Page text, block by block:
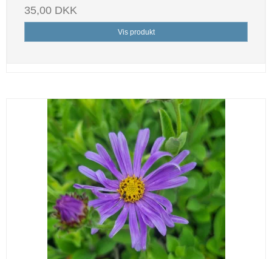
35,00 DKK
Vis produkt